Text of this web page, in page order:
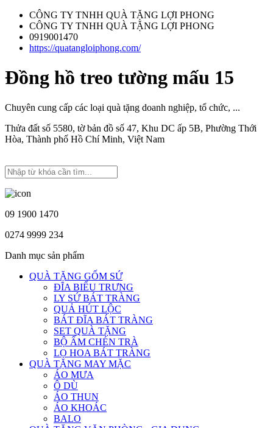
CÔNG TY TNHH QUÀ TẶNG LỢI PHONG
CÔNG TY TNHH QUÀ TẶNG LỢI PHONG
0919001470
https://quatangloiphong.com/
Đồng hồ treo tường mấu 15
Chuyên cung cấp các loại quà tặng doanh nghiệp, tổ chức, ...
Thửa đất số 5580, tờ bản đồ số 47, Khu DC ấp 5B, Phường Thới
Hòa, Thành phố Hồ Chí Minh, Việt Nam
09 1900 1470
0274 9999 234
Danh mục sản phẩm
QUÀ TẶNG GỐM SỨ
ĐĨA BIỂU TRƯNG
LY SỨ BÁT TRÀNG
QUẢ HÚT LỘC
BÁT ĐĨA BÁT TRÀNG
SET QUÀ TẶNG
BỘ ẤM CHÉN TRÀ
LỌ HOA BÁT TRÀNG
QUÀ TẶNG MAY MẶC
ÁO MƯA
Ô DÙ
ÁO THUN
ÁO KHOÁC
BALO